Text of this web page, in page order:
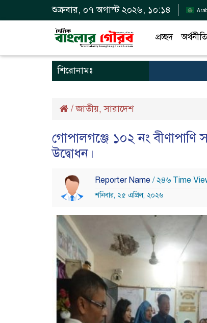
শুক্রবার, ০৭ অগাস্ট ২০২৬, ১০:১৪
প্রচ্ছদ অর্থনীতি
শিরোনামঃ
/জাতীয়,সারাদেশ
গোপালগঞ্জে ১০২ নং বীণাপাণি
উদ্বোধন।
Reporter Name / ২৪৬ Time
শনিবার, ২৫ এপ্রিল, ২০২৬